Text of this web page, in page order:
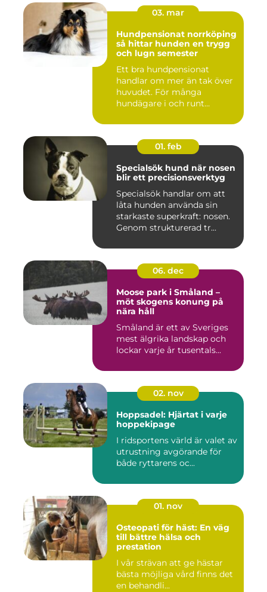
03. mar
Hundpensionat norrköping
så hittar hunden en trygg
och lugn semester
Ett bra hundpensionat
handlar om mer än tak över
huvudet. För många
hundägare i och runt
01. feb
Specialsök hund när nosen
blir ett precisionsverktyg
Specialsök handlar om att
låta hunden använda sin
starkaste superkraft: nosen.
Genom strukturerad tr...
06. dec
Moose park i Småland –
möt skogens konung på
nära håll
Småland är ett av Sveriges
mest älgrika landskap och
lockar varje år tusentals...
02. nov
Hoppsadel: Hjärtat i varje
hoppekipage
I ridsportens värld är valet av
utrustning avgörande för
både ryttarens oc...
01. nov
Osteopati för häst: En väg
till bättre hälsa och
prestation
I vår strävan att ge hästar
bästa möjliga vård finns det
en behandli...